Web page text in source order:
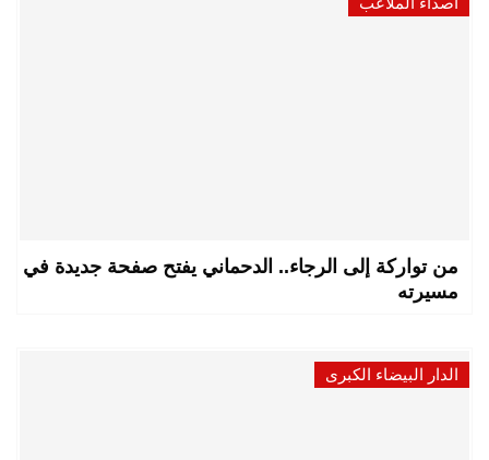
أصداء الملاعب
من تواركة إلى الرجاء.. الدحماني يفتح صفحة جديدة في
مسيرته
الدار البيضاء الكبرى